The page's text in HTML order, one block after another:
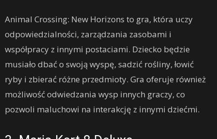
Animal Crossing: New Horizons to gra, która uczy
odpowiedzialności, zarządzania zasobami i
współpracy z innymi postaciami. Dziecko będzie
musiało dbać o swoją wyspę, sadzić rośliny, łowić
ryby i zbierać różne przedmioty. Gra oferuje również
możliwość odwiedzania wysp innych graczy, co
pozwoli maluchowi na interakcję z innymi dziećmi.